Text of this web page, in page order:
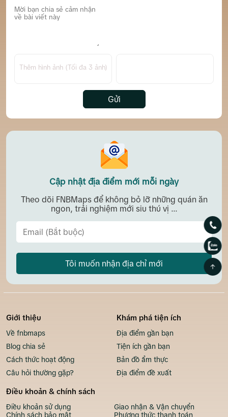
Thêm hình ảnh (Tối đa 3 ảnh)
Gửi
Cập nhật địa điểm mới mỗi ngày
Theo dõi FNBMaps để không bỏ lỡ những quán ăn
ngon, trải nghiệm mới siu thú vị ...
Tôi muốn nhận địa chỉ mới
Giới thiệu
Về fnbmaps
Blog chia sẻ
Cách thức hoạt động
Câu hỏi thường gặp?
Khám phá tiện ích
Địa điểm gần bạn
Tiện ích gần bạn
Bản đồ ẩm thực
Địa điểm đề xuất
Điều khoản & chính sách
Điều khoản sử dụng
Chính sách bảo mật
Giao nhận & Vận chuyển
Phương thức thanh toán